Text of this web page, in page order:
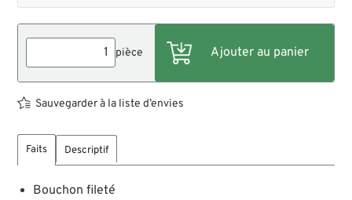
pièce
Sauvegarder à la liste d’envies
Faits Descriptif
Bouchon fileté